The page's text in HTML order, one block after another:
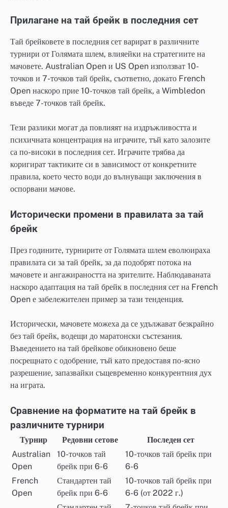
Прилагане на тай брейк в последния сет
Тай брейковете в последния сет варират в различните
турнири от Голямата шлем, влияейки на стратегиите на
мачовете. Australian Open и US Open използват 10-
точков и 7-точков тай брейк, съответно, докато French
Open наскоро прие 10-точков тай брейк, а Wimbledon
въведе 7-точков тай брейк.
Тези разлики могат да повлияят на издръжливостта и
психичната концентрация на играчите, тъй като залозите
са по-високи в последния сет. Играчите трябва да
коригират тактиките си в зависимост от конкретните
правила, което често води до вълнуващи заключения в
оспорвани мачове.
Исторически промени в правилата за тай
брейк
През годините, турнирите от Голямата шлем еволюираха
правилата си за тай брейк, за да подобрят потока на
мачовете и ангажираността на зрителите. Наблюдаваната
наскоро адаптация на тай брейк в последния сет на French
Open е забележителен пример за тази тенденция.
Исторически, мачовете можеха да се удължават безкрайно
без тай брейк, водещи до маратонски състезания.
Въведението на тай брейкове обикновено беше
посрещнато с одобрение, тъй като предоставя по-ясно
разрешение, запазвайки същевременно конкурентния дух
на играта.
Сравнение на форматите на тай брейк в
различните турнири
Турнир Редовни сетове
Последен сет
Australian
Open
10-точков тай
брейк при 6-6
10-точков тай брейк при
6-6
French
Open
Стандартен тай
брейк при 6-6
10-точков тай брейк при
6-6 (от 2022 г.)